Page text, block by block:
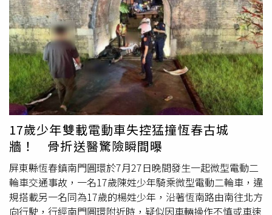
17歲少年雙載電動車失控猛撞恆春古城
牆！ 骨折送醫驚險瞬間曝
屏東縣恆春鎮南門圓環於7月27日晚間發生一起微型電動二
輪車交通事故，一名17歲陳姓少年騎乘微型電動二輪車，違
規搭載另一名同為17歲的楊姓少年，沿著恆南路由南往北方
向行駛，行經南門圓環附近時，疑似因車輛操作不慎或車速